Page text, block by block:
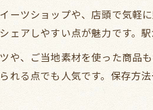
大阪持ち帰りグ
テイクアウトス
大阪で話題の持
テイクアウトで
ーツショップや、店頭で気軽
ェアしやすい点が魅力です。
や、ご当地素材を使った商品
れる点でも人気です。保存方